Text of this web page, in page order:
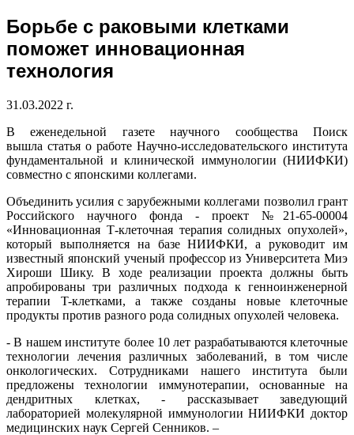
Борьбе с раковыми клетками
поможет инновационная
технология
31.03.2022 г.
В еженедельной газете научного сообщества Поиск
вышла статья о работе Научно-исследовательского института
фундаментальной и клинической иммунологии (НИИФКИ)
совместно с японскими коллегами.
Объединить усилия с зарубежными коллегами позволил грант
Российского научного фонда - проект №21-65-00004
«Инновационная Т-клеточная терапия солидных опухолей»,
который выполняется на базе НИИФКИ, а руководит им
известный японский ученый профессор из Университета Миэ
Хироши Шику. В ходе реализации проекта должны быть
апробированы три различных подхода к генноинженерной
терапии T-клетками, а также созданы новые клеточные
продукты против разного рода солидных опухолей человека.
- В нашем институте более 10 лет разрабатываются клеточные
технологии лечения различных заболеваний, в том числе
онкологических. Сотрудниками нашего института были
предложены технологии иммунотерапии, основанные на
дендритных клетках, - рассказывает заведующий
лабораторией молекулярной иммунологии НИИФКИ доктор
медицинских наук Сергей Сенников. –